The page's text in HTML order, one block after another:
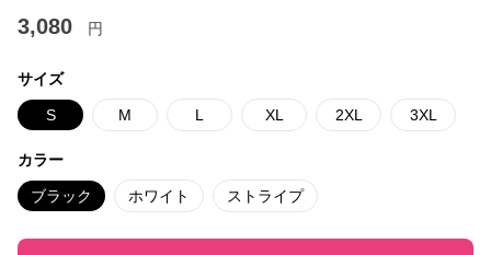
3,080 円
サイズ
S M L XL 2XL 3XL
カラー
ブラック ホワイト ストライプ